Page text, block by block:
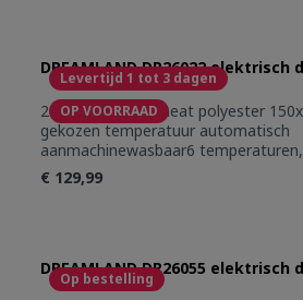
Levertijd 1 tot 3 dagen
OP VOORRAAD
DREAMLAND DR26022 elektrisch
2 persoons intelliheat polyester
gekozen temperatuur automatisch
aanmachinewasbaar6
schakelaarsbeveiliging: electroblock,
€ 129,99
Op bestelling
DREAMLAND DR26055 elektrisch